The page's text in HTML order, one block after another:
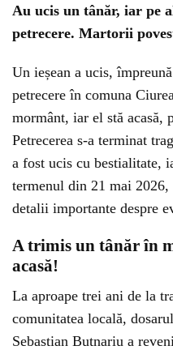
Au ucis un tânăr, iar pe
petrecere. Martorii
Un ieșean a ucis,
petrecere în comuna
mormânt, iar el stă
Petrecerea s-a terminat
a fost ucis cu bestialitate,
termenul din 21 mai
detalii importante despre
A trimis un tânăr în
acasă!
La aproape trei ani de la
comunitatea locală,
Sebastian Butnariu a